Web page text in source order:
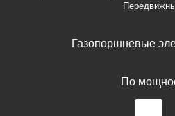
Газопоршневые
По